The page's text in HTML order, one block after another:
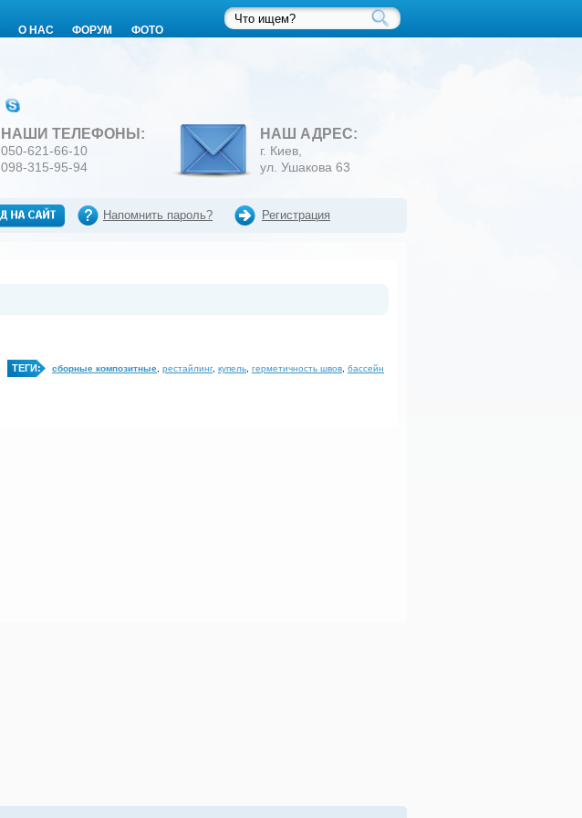
О НАС ФОРУМ ФОТО
НАШИ ТЕЛЕФОНЫ:
050-621-66-10
098-315-95-94
НАШ АДРЕС:
г. Киев,
ул. Ушакова 63
Напомнить пароль? Регистрация
ТЕГИ: сборные композитные рестайлинг, купель герметичность швов бассейн